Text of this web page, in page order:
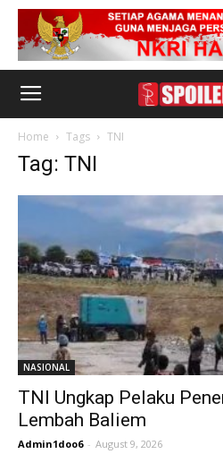
Home Tags TNI
Tag: TNI
NASIONAL
TNI Ungkap Pelaku
Lembah Baliem
Admin1doo6 - August 9, 2026